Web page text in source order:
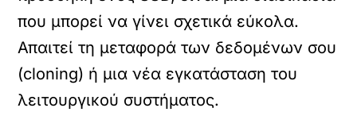
που μπορεί να γίνει σχετικά εύκολα.
Απαιτεί τη μεταφορά των δεδομένων σου
(cloning) ή μια νέα εγκατάσταση του
λειτουργικού συστήματος.